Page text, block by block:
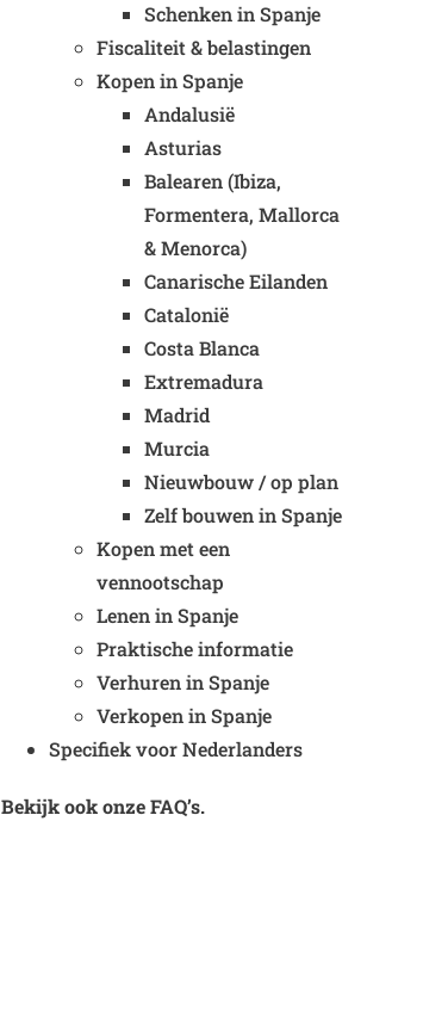
Schenken in Spanje
Fiscaliteit & belastingen
Kopen in Spanje
Andalusië
Asturias
Balearen (Ibiza,
Formentera, Mallorca
& Menorca)
Canarische Eilanden
Catalonië
Costa Blanca
Extremadura
Madrid
Murcia
Nieuwbouw / op plan
Zelf bouwen in Spanje
Kopen met een
vennootschap
Lenen in Spanje
Praktische informatie
Verhuren in Spanje
Verkopen in Spanje
Specifiek voor Nederlanders
Bekijk ook onze FAQ’s.